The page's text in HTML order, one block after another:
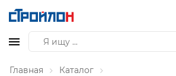
Главная
Каталог